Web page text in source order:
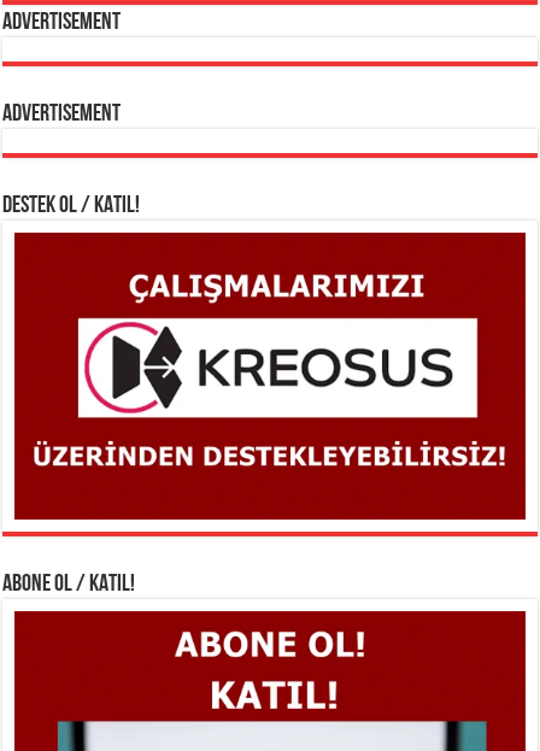
Advertisement
Advertisement
DESTEK OL / KATIL!
ABONE OL / KATIL!